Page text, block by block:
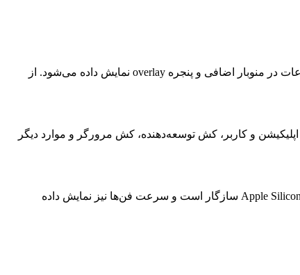
پیگیری تمام بارهای سیستم را انجام دهید. این شامل بار CPU، استفاده از حافظه، سرعت و ترافیک شبکه و اتصالات شبکه باز است. تمام اطلاعات در منوبار اضافی و پنجره overlay نمایش داده می‌شود. از
و کاربر، کش توسعه‌دهنده، کش مرورگر و موارد دیگر
سیستم تولکیت مقدار فعلی و تاریخچه حسگرها را نمایش می‌دهد. حسگرهای حرارتی، ولتاژ و جریان پشتیبانی می‌شوند. همچنین، اپ با Intel و Apple Silicon سازگار است و سرعت فن‌ها نیز نمایش داده